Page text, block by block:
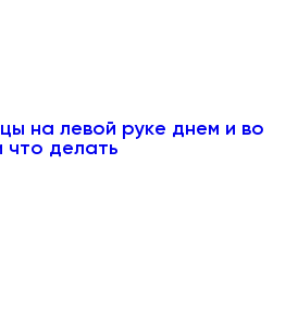
на левой руке днем и во
что делать